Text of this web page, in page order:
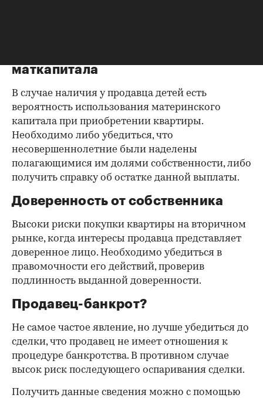
маткапитала
В случае наличия у продавца детей есть
вероятность использования материнского
капитала при приобретении квартиры.
Необходимо либо убедиться, что
несовершеннолетние были наделены
полагающимися им долями собственности, либо
получить справку об остатке данной выплаты.
Доверенность от собственника
Высоки риски покупки квартиры на вторичном
рынке, когда интересы продавца представляет
доверенное лицо. Необходимо убедиться в
правомочности его действий, проверив
подлинность выданной доверенности.
Продавец-банкрот?
Не самое частое явление, но лучше убедиться до
сделки, что продавец не имеет отношения к
процедуре банкротства. В противном случае
высок риск последующего оспаривания сделки.
Получить данные сведения можно с помощью